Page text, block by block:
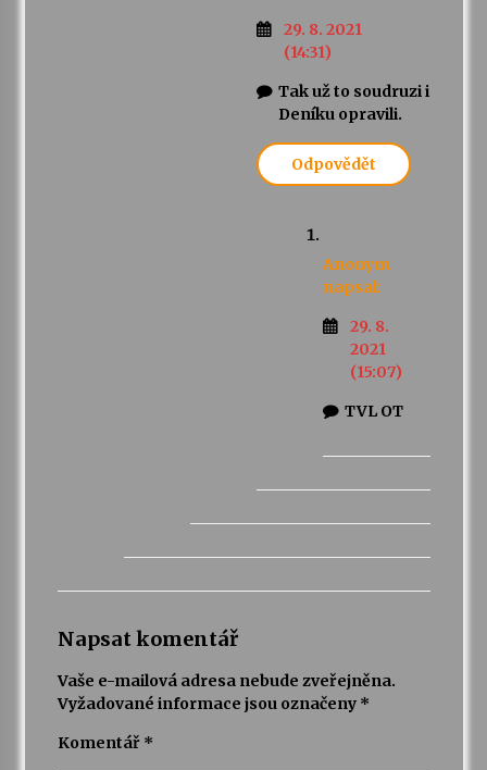
29. 8. 2021
(14:31)
Tak už to soudruzi i
Deníku opravili.
Odpovědět
Anonym
napsal:
29. 8.
2021
(15:07)
TVL OT
Napsat komentář
Vaše e-mailová adresa nebude zveřejněna.
Vyžadované informace jsou označeny *
Komentář *